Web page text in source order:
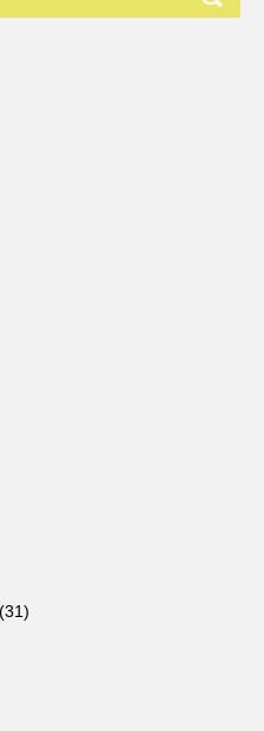
(31)